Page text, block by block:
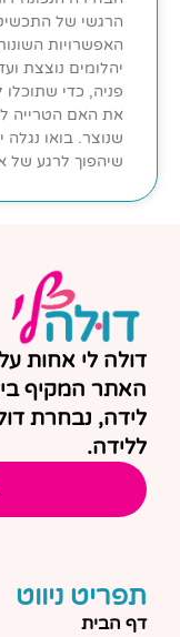
הרגשי של
האפשרויות
יהלומים נוצצת
פניה, כדי
את האם הטרייה
שנוצר. בואו
שיהפוך לרגע של
דולה לי אחות
האתר המקיף
לידה, נבחרת
ללידה.
תפריט ניווט
דף הבית